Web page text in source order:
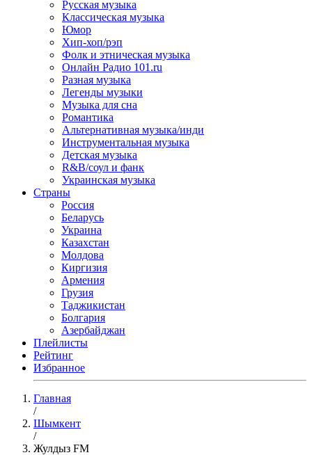
Русская музыка
Классическая музыка
Юмор
Хип-хоп/рэп
Фолк и этническая музыка
Онлайн Радио 101.ru
Разная музыка
Легенды музыки
Музыка для сна
Романтика
Альтернативная музыка/инди
Инструментальная музыка
Детская музыка
R&B/cоул и фанк
Украинская музыка
Страны
Россия
Беларусь
Украина
Казахстан
Молдова
Киргизия
Армения
Грузия
Таджикистан
Болгария
Азербайджан
Плейлисты
Рейтинг
Избранное
Главная
/
Шымкент
/
Жулдыз FM